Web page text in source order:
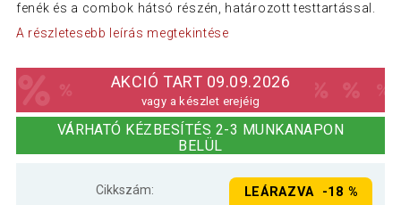
fenék és a combok hátsó részén, határozott testtartással.
A részletesebb leírás megtekintése
AKCIÓ TART 09.09.2026
vagy a készlet erejéig
VÁRHATÓ KÉZBESÍTÉS 2-3 MUNKANAPON
BELÜL
Cikkszám:
LEÁRAZVA -18 %